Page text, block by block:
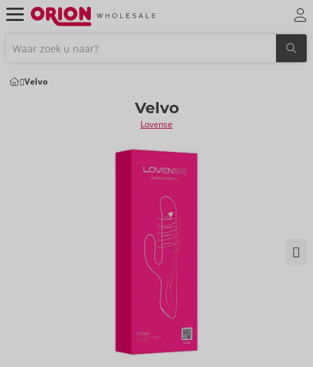
Velvo
Velvo
Lovense